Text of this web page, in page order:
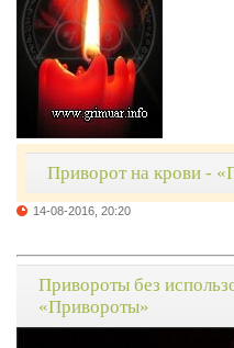
Приворот на крови -
14-08-2016, 20:20
Привороты без
«Привороты»